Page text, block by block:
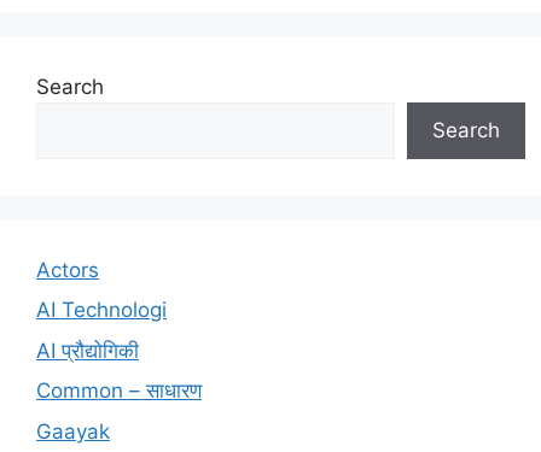
Search
Search
Actors
AI Technologi
AI प्रौद्योगिकी
Common – साधारण
Gaayak